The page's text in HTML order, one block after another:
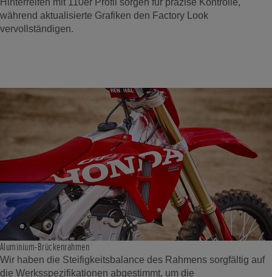
während aktualisierte Grafiken den Factory Look
vervollständigen.
Aluminium-Brückenrahmen
Wir haben die Steifigkeitsbalance des Rahmens sorgfältig auf
die Werksspezifikationen abgestimmt, um die